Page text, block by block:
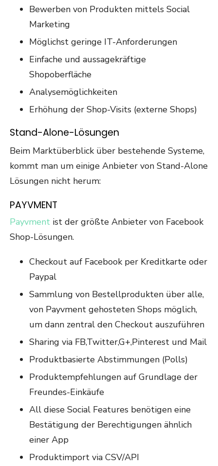
Bewerben von Produkten mittels Social
Marketing
Möglichst geringe IT-Anforderungen
Einfache und aussagekräftige
Shopoberfläche
Analysemöglichkeiten
Erhöhung der Shop-Visits (externe Shops)
Stand-Alone-Lösungen
Beim Marktüberblick über bestehende Systeme,
kommt man um einige Anbieter von Stand-Alone
Lösungen nicht herum:
PAYVMENT
Payvment ist der größte Anbieter von Facebook
Shop-Lösungen.
Checkout auf Facebook per Kreditkarte oder
Paypal
Sammlung von Bestellprodukten über alle,
von Payvment gehosteten Shops möglich,
um dann zentral den Checkout auszuführen
Sharing via FB,Twitter,G+,Pinterest und Mail
Produktbasierte Abstimmungen (Polls)
Produktempfehlungen auf Grundlage der
Freundes-Einkäufe
All diese Social Features benötigen eine
Bestätigung der Berechtigungen ähnlich
einer App
Produktimport via CSV/API